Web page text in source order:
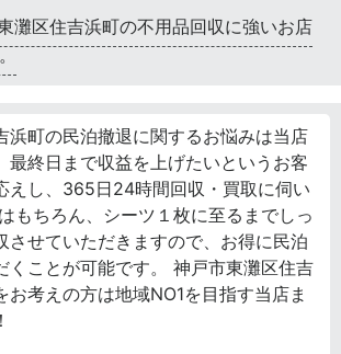
灘区住吉浜町の不用品回収に強いお店
浜町の民泊撤退に関するお悩みは当店
最終日まで収益を上げたいというお客
えし、365日24時間回収・買取に伺い
もちろん、シーツ１枚に至るまでしっ
させていただきますので、お得に民泊
くことが可能です。 神戸市東灘区住吉
お考えの方は地域NO1を目指す当店ま